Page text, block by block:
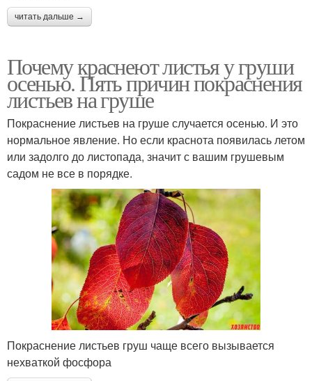
читать дальше →
Почему краснеют листья у груши
осенью. Пять причин покраснения
листьев на груше
Покраснение листьев на груше случается осенью. И это
нормальное явление. Но если краснота появилась летом
или задолго до листопада, значит с вашим грушевым
садом не все в порядке.
Покраснение листьев груш чаще всего вызывается
нехваткой фосфора